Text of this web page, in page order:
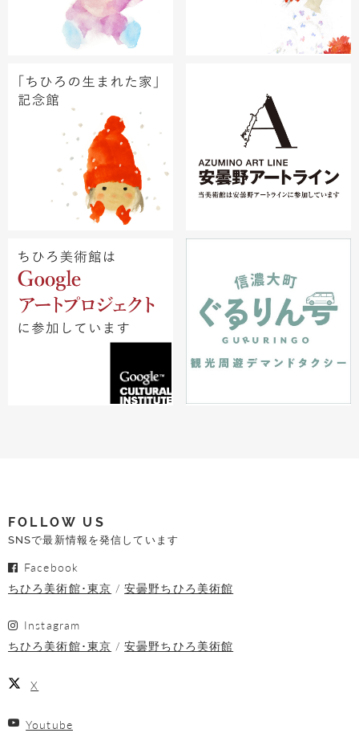
FOLLOW US
SNSで最新情報を発信しています
Facebook
ちひろ美術館･東京
安曇野ちひろ美術館
Instagram
ちひろ美術館･東京
安曇野ちひろ美術館
X
Youtube